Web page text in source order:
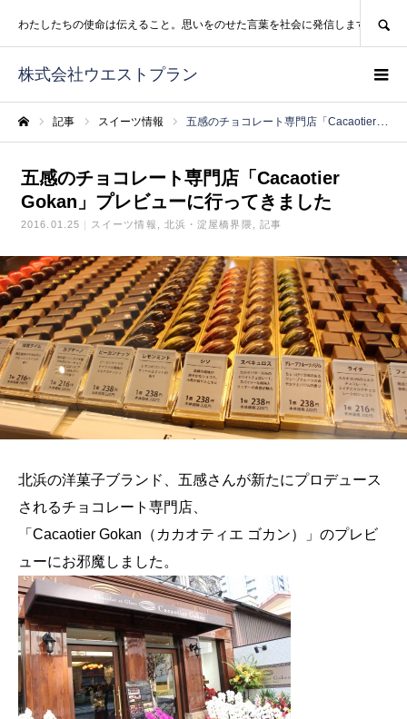
株式会社ウエストプラン
わたしたちの使命は伝えること。思いをのせた言葉を社会に発信します。
記事 スイーツ情報 五感のチョコレート専門店「Cacaotier Gokan」プレビューに行ってきました
五感のチョコレート専門店「Cacaotier
Gokan」プレビューに行ってきました
2016.01.25 スイーツ情報 北浜・淀屋橋界隈 記事
北浜の洋菓子ブランド、五感さんが新たにプロデュース
されるチョコレート専門店、
「Cacaotier Gokan（カカオティエ ゴカン）」のプレビ
ューにお邪魔しました。